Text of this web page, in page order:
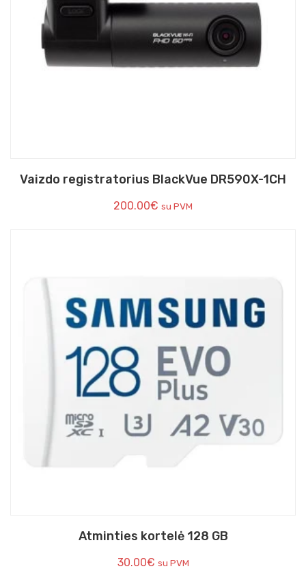
Vaizdo registratorius BlackVue DR590X-1CH
200.00€ su PVM
Atminties kortelė 128 GB
30.00€ su PVM